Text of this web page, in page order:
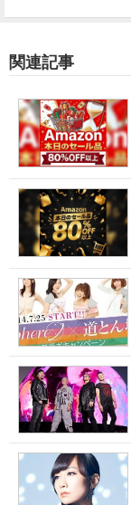
関連記事